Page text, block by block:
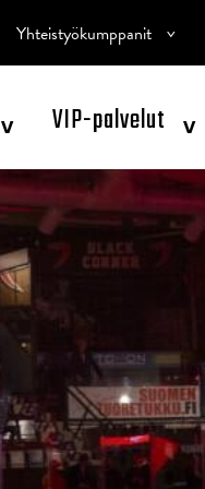
^ VIP-palvelut ^
Yhteistyökumppanit ^